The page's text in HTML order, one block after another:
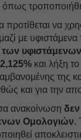
όπως
προτίθεται να
με υφιστάμενα
και λήξη
της
και για την
ανακοίνωση
Ομολογιών.